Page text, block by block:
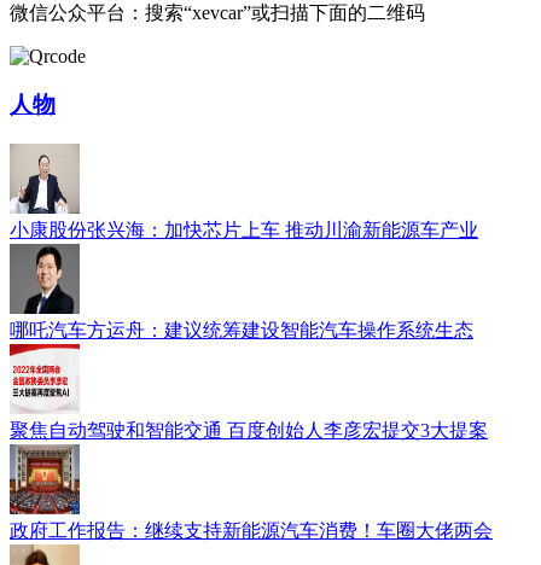
微信公众平台：搜索“xevcar”或扫描下面的二维码
人物
小康股份张兴海：加快芯片上车 推动川渝新能源车产业
哪吒汽车方运舟：建议统筹建设智能汽车操作系统生态
聚焦自动驾驶和智能交通 百度创始人李彦宏提交3大提案
政府工作报告：继续支持新能源汽车消费！车圈大佬两会